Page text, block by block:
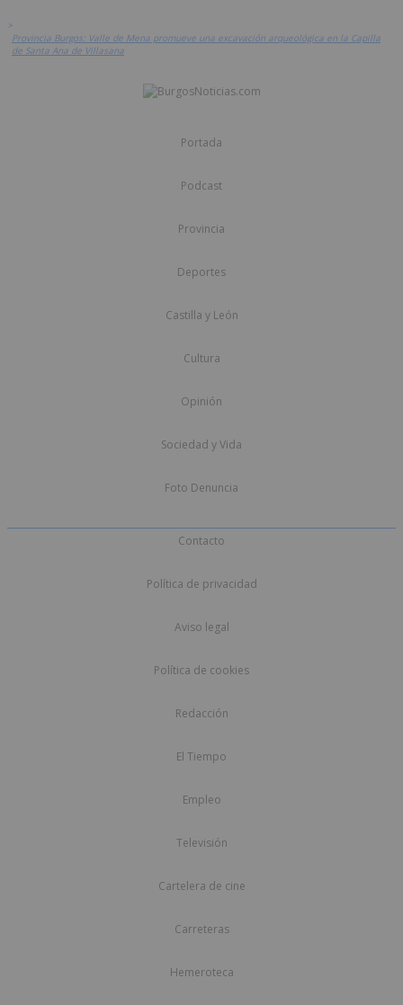
>
Provincia Burgos: Valle de Mena promueve una excavación arqueológica en la Capilla
de Santa Ana de Villasana
Portada
Podcast
Provincia
Deportes
Castilla y León
Cultura
Opinión
Sociedad y Vida
Foto Denuncia
Contacto
Política de privacidad
Aviso legal
Política de cookies
Redacción
El Tiempo
Empleo
Televisión
Cartelera de cine
Carreteras
Hemeroteca